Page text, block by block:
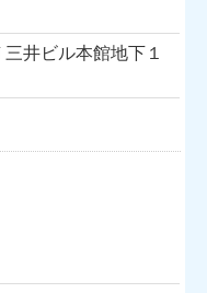
井ビル本館地下１